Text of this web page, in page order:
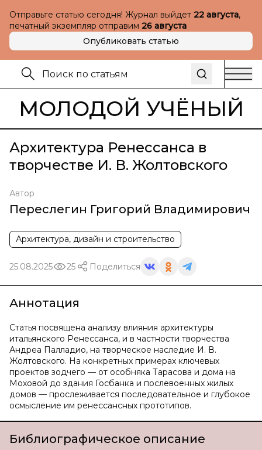
Отправьте статью сегодня! Журнал выйдет 22 августа,
печатный экземпляр отправим 26 августа
Опубликовать статью
МОЛОДОЙ УЧЁНЫЙ
Архитектура Ренессанса в
творчестве И. В. Жолтовского
Автор
Переслегин Григорий Владимирович
Архитектура, дизайн и строительство
25.08.2025 25 Поделиться
Аннотация
Статья посвящена анализу влияния архитектуры
итальянского Ренессанса, и в частности творчества
Андреа Палладио, на творческое наследие И. В.
Жолтовского. На конкретных примерах ключевых
проектов зодчего — от особняка Тарасова и дома на
Моховой до здания Госбанка и послевоенных жилых
домов — прослеживается последовательное и глубокое
осмысление им ренессансных прототипов.
Библиографическое описание